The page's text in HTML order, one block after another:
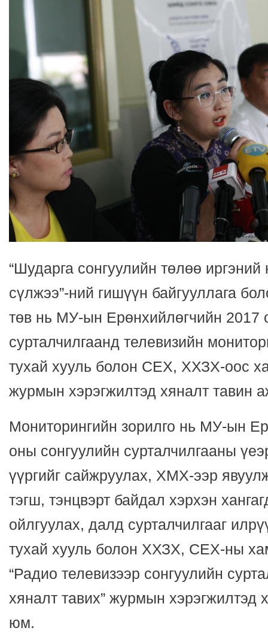
“Шударга сонгуулийн төлөө
сүлжээ”-ний гишүүн байгууллага
төв нь МУ-ын Ерөнхийлөгчийн 2017
сурталчилгаанд телевизийн
тухай хууль болон СЕХ, ХХЗХ-оос
журмын хэрэгжилтэд хяналт тавин
Мониторингийн зорилго нь МУ-ын
оны сонгуулийн сурталчилгааны
үүргийг сайжруулах, ХМХ-ээр
тэгш, тэнцвэрт байдал хэрхэн
ойлгуулах, далд сурталчилгааг
тухай хууль болон ХХЗХ, СЕХ-ны
“Радио телевизээр сонгуулийн
хяналт тавих” журмын хэрэгжилтэд
юм.